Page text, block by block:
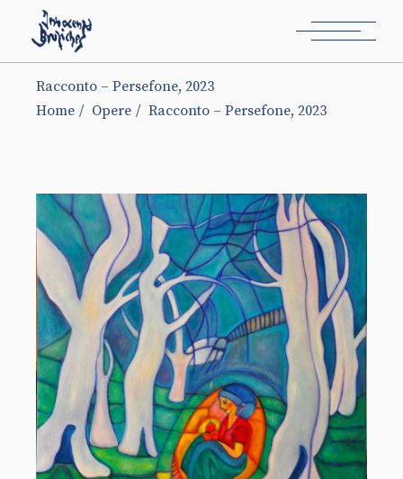
Racconto – Persefone, 2023
Home
Opere Racconto – Persefone, 2023